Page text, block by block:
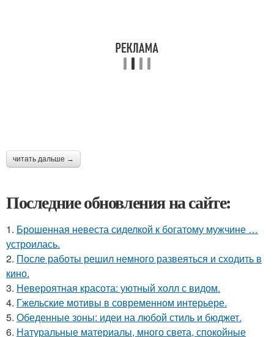
читать дальше →
Последние обновления на сайте:
1. Брошенная невеста сиделкой к богатому мужчине …
устроилась.
2. После работы решил немного развеяться и сходить в
кино.
3. Невероятная красота: уютный холл с видом.
4. Гжельские мотивы в современном интерьере.
5. Обеденные зоны: идеи на любой стиль и бюджет.
6. Натуральные материалы, много света, спокойные